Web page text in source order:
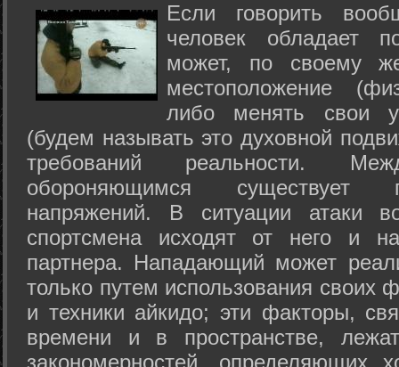
Если говорить
человек обладает
может, по своему
местоположение
либо менять свои
(будем называть это духовной
требований реальности.
обороняющимся существует
напряжений. В ситуации атаки
спортсмена исходят от него и
партнера. Нападающий может
только путем использования своих
и техники айкидо; эти факторы,
времени и в пространстве,